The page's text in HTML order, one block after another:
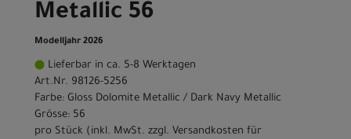
Metallic 56
Modelljahr 2026
Lieferbar in ca. 5-8 Werktagen
Art.Nr. 98126-5256
Farbe: Gloss Dolomite Metallic / Dark Navy Metallic
Grösse: 56
pro Stück (inkl. MwSt. zzgl. Versandkosten für